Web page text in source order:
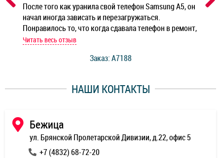
После того как уранила свой телефон Samsung A5, он
начал иногда зависать и перезагружаться.
Понравилось то, что когда сдавала телефон в ремонт,
мастер при мне сделал быструю диагностику и сказал
работы и оперативность!
Читать весь отзыв
Заказ: A7188
НАШИ КОНТАКТЫ
Бежица
ул. Брянской Пролетарской Дивизии, д.22, офис 5
+7 (4832) 68-72-20